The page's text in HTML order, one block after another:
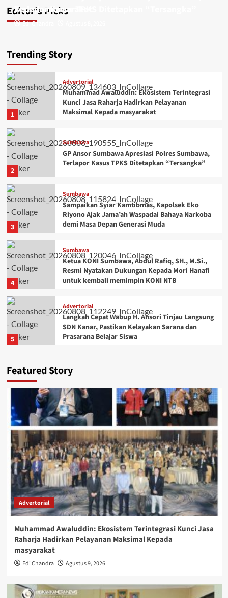
Editor’s Picks
Kepada masyarakat
Edi Chandra
Terlapor Kasus TPKS Ditetapkan “Tersangka”
Edi Chandra
Trending Story
1
Advertorial
Muhammad Awaluddin: Ekosistem Terintegrasi
Kunci Jasa Raharja Hadirkan Pelayanan
Maksimal Kepada masyarakat
2
Sumbawa
GP Ansor Sumbawa Apresiasi Polres Sumbawa,
Terlapor Kasus TPKS Ditetapkan “Tersangka”
3
Sumbawa
Sampaikan Syiar Kamtibmas, Kapolsek Eko
Riyono Ajak Jama’ah Waspadai Bahaya Narkoba
demi Masa Depan Generasi Muda
4
Sumbawa
Ketua KONI Sumbawa, Abdul Rafiq, SH., M.Si.,
Resmi Nyatakan Dukungan Kepada Mori Hanafi
untuk kembali memimpin KONI NTB
5
Advertorial
Langkah Cepat Wabup H. Ansori Tinjau Langsung
SDN Kanar, Pastikan Kelayakan Sarana dan
Prasarana Belajar Siswa
Featured Story
Advertorial
Muhammad Awaluddin: Ekosistem Terintegrasi Kunci Jasa
Raharja Hadirkan Pelayanan Maksimal Kepada
masyarakat
Edi Chandra Agustus 9, 2026